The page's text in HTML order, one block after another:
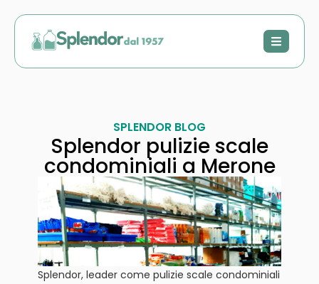
SPLENDOR BLOG
Splendor pulizie scale
condominiali a Merone
Splendor, leader come pulizie scale condominiali